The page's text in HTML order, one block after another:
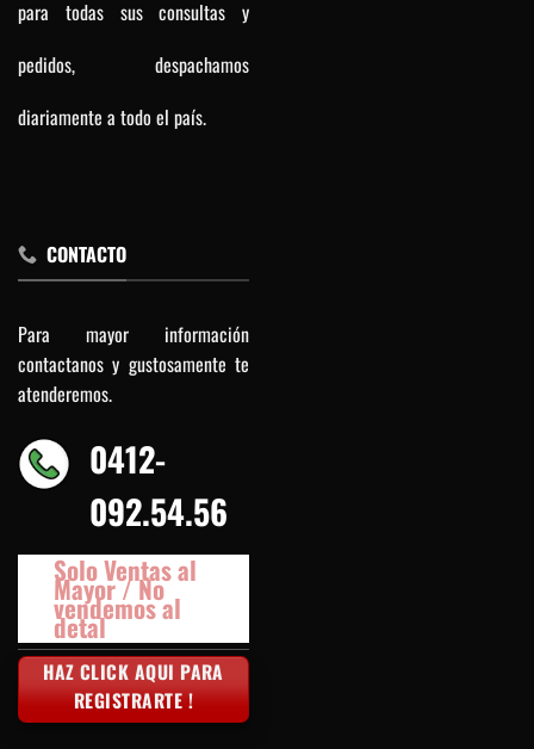
para todas sus consultas y
pedidos, despachamos
diariamente a todo el país.
CONTACTO
Para mayor información
contactanos y gustosamente te
atenderemos.
0412-
092.54.56
Solo Ventas al
Mayor / No
vendemos al
detal
HAZ CLICK AQUI PARA
REGISTRARTE !